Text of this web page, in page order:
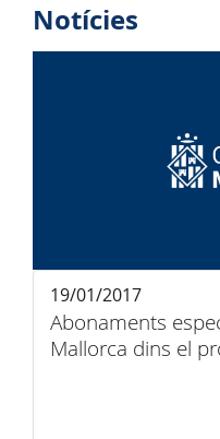
Notícies
Abonaments
Mallorca dins el
19/01/2017